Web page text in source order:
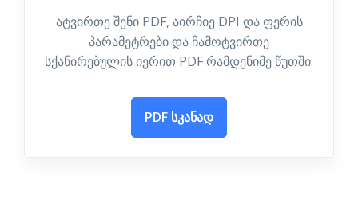
ატვირთე შენი PDF, აირჩიე DPI და ფერის
პარამეტრები და ჩამოტვირთე
სქანირებულის იერით PDF რამდენიმე წუთში.
PDF სკანად